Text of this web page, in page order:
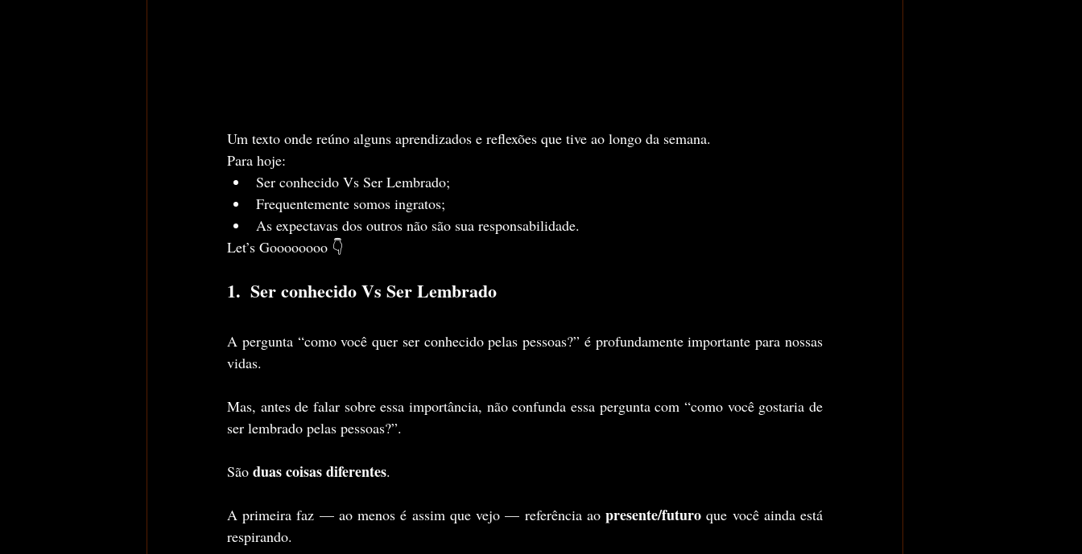
Um texto onde reúno alguns aprendizados e reflexões que tive ao longo da semana.
Para hoje:
Ser conhecido Vs Ser Lembrado;
Frequentemente somos ingratos;
As expectavas dos outros não são sua responsabilidade.
Let’s Goooooooo 👇
1.  Ser conhecido Vs Ser Lembrado
A pergunta “como você quer ser conhecido pelas pessoas?” é profundamente importante para nossas
vidas.
Mas, antes de falar sobre essa importância, não confunda essa pergunta com “como você gostaria de
ser lembrado pelas pessoas?”.
São duas coisas diferentes.
A primeira faz — ao menos é assim que vejo — referência ao presente/futuro que você ainda está
respirando.